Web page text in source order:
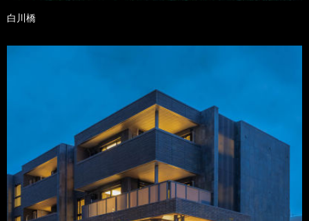
白川橋